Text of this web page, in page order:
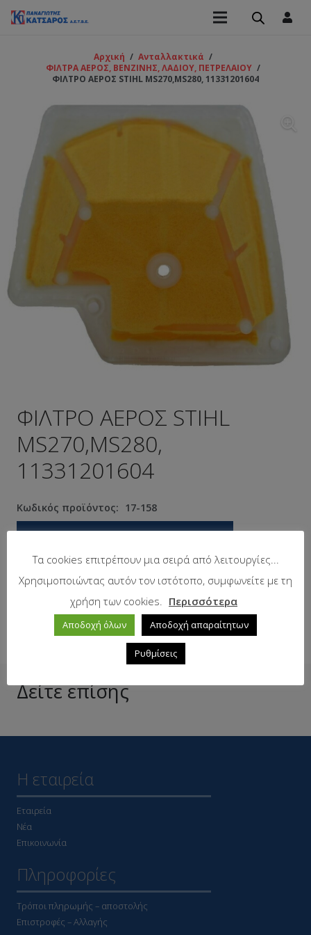
Αρχική / Ανταλλακτικά /
ΦΙΛΤΡΑ ΑΕΡΟΣ, ΒΕΝΖΙΝΗΣ, ΛΑΔΙΟΥ, ΠΕΤΡΕΛΑΙΟΥ /
ΦΙΛΤΡΟ ΑΕΡΟΣ STIHL MS270,MS280, 11331201604
ΦΙΛΤΡΟ ΑΕΡΟΣ STIHL
MS270,MS280,
11331201604
Κωδικός προϊόντος: 17-158
Σε απόθεμα
Δείτε επίσης
Η εταιρεία
Εταιρεία
Νέα
Επικοινωνία
Πληροφορίες
Τρόποι πληρωμής – αποστολής
Επιστροφές – Αλλαγής
Τα cookies επιτρέπουν μια σειρά από λειτουργίες...
Χρησιμοποιώντας αυτόν τον ιστότοπο, συμφωνείτε με τη
χρήση των cookies.
Περισσότερα
Αποδοχή όλων Αποδοχή απαραίτητων
Ρυθμίσεις